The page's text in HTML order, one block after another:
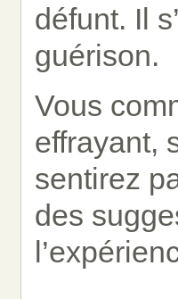
défunt. Il
guérison.
Vous
effrayant,
sentirez
des